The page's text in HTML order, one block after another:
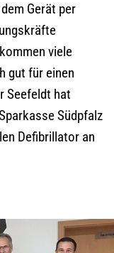
Gerät per
viele
gut für einen
Seefeldt hat
Südpfalz
Defibrillator an